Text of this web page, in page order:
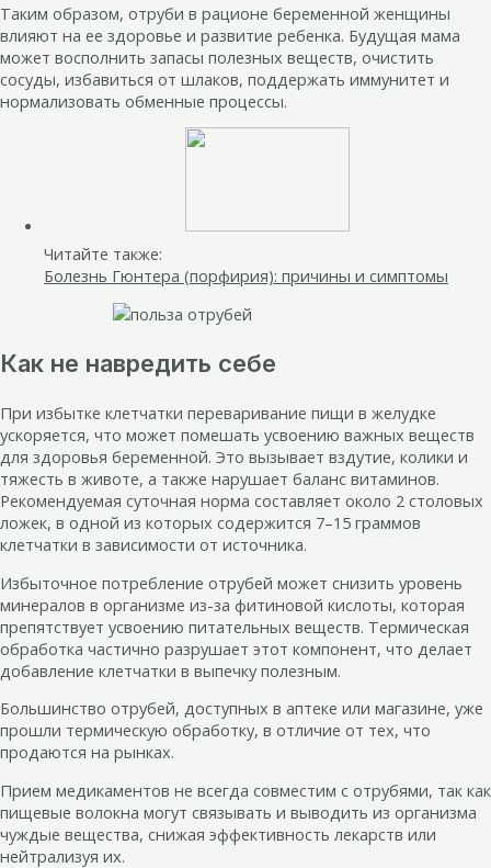
Таким образом, отруби в рационе беременной женщины
влияют на ее здоровье и развитие ребенка. Будущая мама
может восполнить запасы полезных веществ, очистить
сосуды, избавиться от шлаков, поддержать иммунитет и
нормализовать обменные процессы.
Читайте также:
Болезнь Гюнтера (порфирия): причины и симптомы
Как не навредить себе
При избытке клетчатки переваривание пищи в желудке
ускоряется, что может помешать усвоению важных веществ
для здоровья беременной. Это вызывает вздутие, колики и
тяжесть в животе, а также нарушает баланс витаминов.
Рекомендуемая суточная норма составляет около 2 столовых
ложек, в одной из которых содержится 7–15 граммов
клетчатки в зависимости от источника.
Избыточное потребление отрубей может снизить уровень
минералов в организме из-за фитиновой кислоты, которая
препятствует усвоению питательных веществ. Термическая
обработка частично разрушает этот компонент, что делает
добавление клетчатки в выпечку полезным.
Большинство отрубей, доступных в аптеке или магазине, уже
прошли термическую обработку, в отличие от тех, что
продаются на рынках.
Прием медикаментов не всегда совместим с отрубями, так как
пищевые волокна могут связывать и выводить из организма
чуждые вещества, снижая эффективность лекарств или
нейтрализуя их.